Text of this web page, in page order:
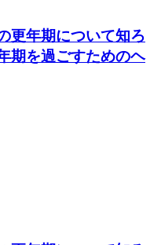
更年期について知ろ
期を過ごすためのヘ